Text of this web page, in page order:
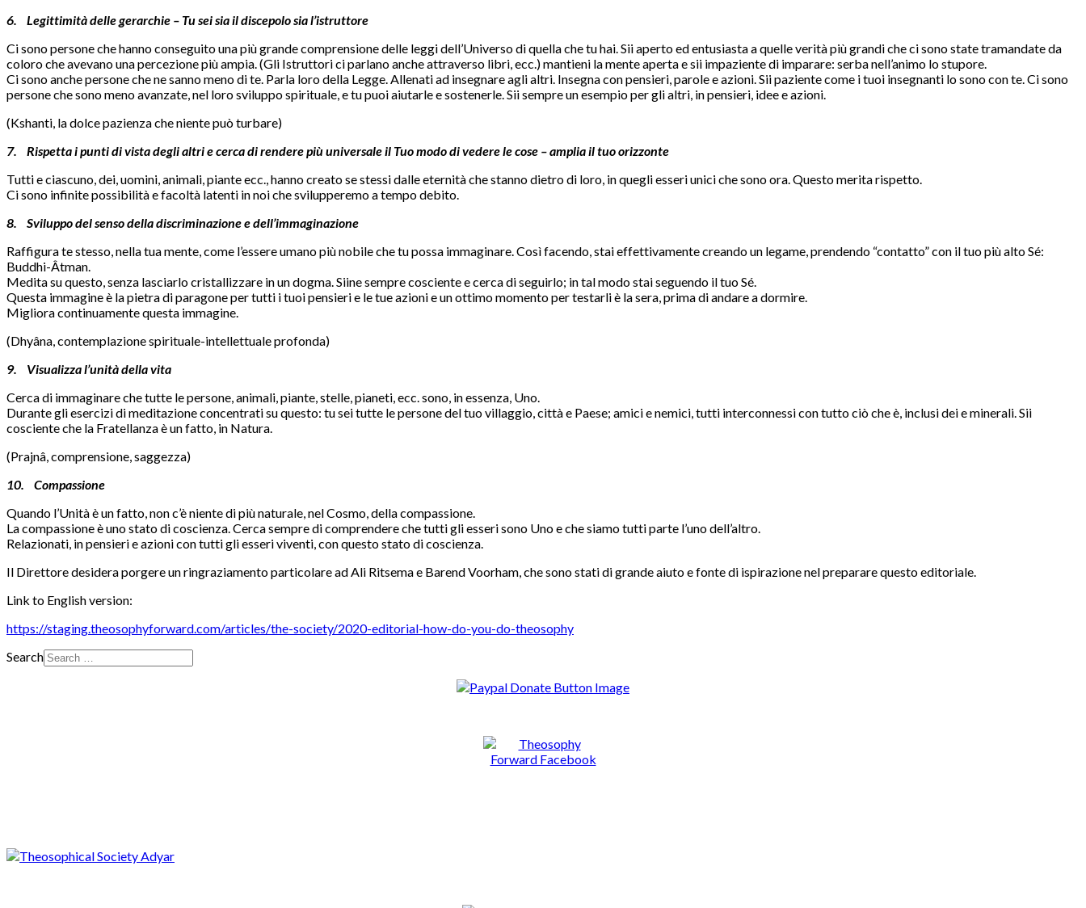
6. Legittimità delle gerarchie – Tu sei sia il discepolo sia l’istruttore
Ci sono persone che hanno conseguito una più grande comprensione delle leggi dell’Universo di quella che tu hai. Sii aperto ed entusiasta a quelle verità più grandi che ci sono state tramandate da
coloro che avevano una percezione più ampia. (Gli Istruttori ci parlano anche attraverso libri, ecc.) mantieni la mente aperta e sii impaziente di imparare: serba nell’animo lo stupore.
Ci sono anche persone che ne sanno meno di te. Parla loro della Legge. Allenati ad insegnare agli altri. Insegna con pensieri, parole e azioni. Sii paziente come i tuoi insegnanti lo sono con te. Ci sono
persone che sono meno avanzate, nel loro sviluppo spirituale, e tu puoi aiutarle e sostenerle. Sii sempre un esempio per gli altri, in pensieri, idee e azioni.
(Kshanti, la dolce pazienza che niente può turbare)
7. Rispetta i punti di vista degli altri e cerca di rendere più universale il Tuo modo di vedere le cose – amplia il tuo orizzonte
Tutti e ciascuno, dei, uomini, animali, piante ecc., hanno creato se stessi dalle eternità che stanno dietro di loro, in quegli esseri unici che sono ora. Questo merita rispetto.
Ci sono infinite possibilità e facoltà latenti in noi che svilupperemo a tempo debito.
8. Sviluppo del senso della discriminazione e dell’immaginazione
Raffigura te stesso, nella tua mente, come l’essere umano più nobile che tu possa immaginare. Così facendo, stai effettivamente creando un legame, prendendo “contatto” con il tuo più alto Sé:
Buddhi-Âtman.
Medita su questo, senza lasciarlo cristallizzare in un dogma. Siine sempre cosciente e cerca di seguirlo; in tal modo stai seguendo il tuo Sé.
Questa immagine è la pietra di paragone per tutti i tuoi pensieri e le tue azioni e un ottimo momento per testarli è la sera, prima di andare a dormire.
Migliora continuamente questa immagine.
(Dhyâna, contemplazione spirituale-intellettuale profonda)
9. Visualizza l’unità della vita
Cerca di immaginare che tutte le persone, animali, piante, stelle, pianeti, ecc. sono, in essenza, Uno.
Durante gli esercizi di meditazione concentrati su questo: tu sei tutte le persone del tuo villaggio, città e Paese; amici e nemici, tutti interconnessi con tutto ciò che è, inclusi dei e minerali. Sii
cosciente che la Fratellanza è un fatto, in Natura.
(Prajnâ, comprensione, saggezza)
10. Compassione
Quando l’Unità è un fatto, non c’è niente di più naturale, nel Cosmo, della compassione.
La compassione è uno stato di coscienza. Cerca sempre di comprendere che tutti gli esseri sono Uno e che siamo tutti parte l’uno dell’altro.
Relazionati, in pensieri e azioni con tutti gli esseri viventi, con questo stato di coscienza.
Il Direttore desidera porgere un ringraziamento particolare ad Ali Ritsema e Barend Voorham, che sono stati di grande aiuto e fonte di ispirazione nel preparare questo editoriale.
Link to English version:
https://staging.theosophyforward.com/articles/the-society/2020-editorial-how-do-you-do-theosophy
Search